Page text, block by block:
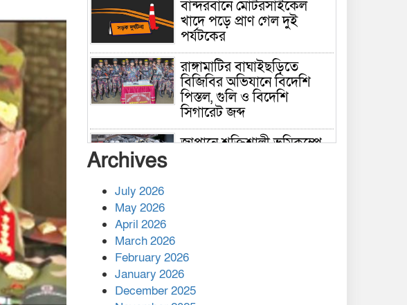
বান্দরবানে মোটরসাইকেল
খাদে পড়ে প্রাণ গেল দুই
পর্যটকের
রাঙ্গামাটির বাঘাইছড়িতে
বিজিবির অভিযানে বিদেশি
পিস্তল, গুলি ও বিদেশি
সিগারেট জব্দ
জাপানে শক্তিশালী ভূমিকম্পে
কাপ্তাই প্রেস ক্লাবের সভাপতি
মাহফুজ, সম্পাদক রিপন মারমা
নির্বাচিত
Archives
July 2026
May 2026
April 2026
March 2026
February 2026
January 2026
December 2025